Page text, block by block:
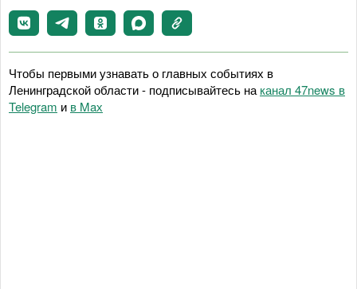
Чтобы первыми узнавать о главных событиях в
Ленинградской области - подписывайтесь на канал 47news в
Telegram и в Maх